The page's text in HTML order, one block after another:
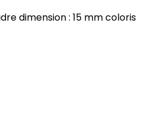
dimension : 15 mm coloris